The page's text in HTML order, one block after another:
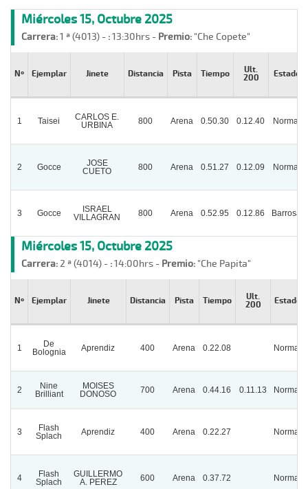
Miércoles 15, Octubre 2025
Carrera:1 ª (4013) - :13:30hrs - Premio: "Che Copete"
Nº Ejemplar Jinete Distancia Pista Tiempo
Ult.
200
Estado
1 Taisei
CARLOS E.
URBINA
800 Arena 0.50.30 0.12.40 Normal
2 Gocce
JOSE
CUETO
800 Arena 0.51.27 0.12.09 Normal
3 Gocce
ISRAEL
VILLAGRAN
800 Arena 0.52.95 0.12.86 Barrosa
Miércoles 15, Octubre 2025
Carrera:2 ª (4014) - :14:00hrs - Premio: "Che Papita"
Nº Ejemplar Jinete Distancia Pista Tiempo
Ult.
200
Estado
1
De
Bolognia
Aprendiz 400 Arena 0.22.08 Normal
2
Nine
Brilliant
MOISES
DONOSO
700 Arena 0.44.16 0.11.13 Normal
3
Flash
Splach
Aprendiz 400 Arena 0.22.27 Normal
4
Flash
Splach
GUILLERMO
A. PEREZ
600 Arena 0.37.72 Normal